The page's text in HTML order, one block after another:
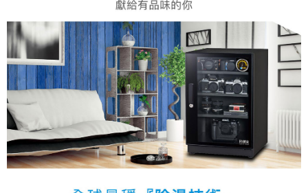
權轉讓予恩沛科技股份有限公司。
２．關於個人資料處理事宜，請瀏覽以下網址：
https://aftee.tw/terms/#terms3
３．未成年的使用者請事先徵得法定代理人或監護人之同意方可使用
「AFTEE先享後付」，若未經同意申辦者引起之損失，本公司不負相關責
任。
４．使用「AFTEE先享後付」時，將依據個別帳號之用戶狀況，依本公司即
時審查核予不同之上限額度；若仍有額度不足之情形，本公司將視審查結果
請求用戶進行身份認證。
５．嚴禁一人註冊多個帳號或使用他人資訊註冊。若發現惡意使用之情形，
恩沛科技股份有限公司將有權停止該用戶之使用額度並採取法律行動。